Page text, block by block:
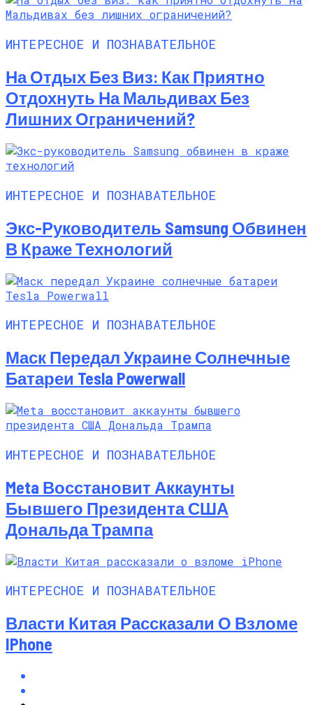
ИНТЕРЕСНОЕ И ПОЗНАВАТЕЛЬНОЕ
На Отдых Без Виз: Как Приятно
Отдохнуть На Мальдивах Без
Лишних Ограничений?
ИНТЕРЕСНОЕ И ПОЗНАВАТЕЛЬНОЕ
Экс-Руководитель Samsung Обвинен
В Краже Технологий
ИНТЕРЕСНОЕ И ПОЗНАВАТЕЛЬНОЕ
Маск Передал Украине Солнечные
Батареи Tesla Powerwall
ИНТЕРЕСНОЕ И ПОЗНАВАТЕЛЬНОЕ
Meta Восстановит Аккаунты
Бывшего Президента США
Дональда Трампа
ИНТЕРЕСНОЕ И ПОЗНАВАТЕЛЬНОЕ
Власти Китая Рассказали О Взломе
IPhone